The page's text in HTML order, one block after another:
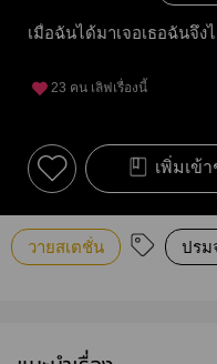
เมื่อฉันได้มาเจอเธอฉันจึง
23 คน เลิฟเรื่องนี้
เพิ่มเข้
วายสเตชั่น ปรม